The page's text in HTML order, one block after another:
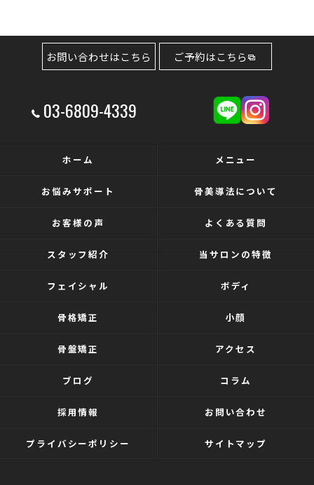
03-6809-4339
お問い合わせはこちら ご予約はこちら
ホーム メニュー
お悩みサポート 骨美導法について
お客様の声 よくある質問
スタッフ紹介 当サロンの特徴
フェイシャル ボディ
骨格矯正 小顔
骨盤矯正 アクセス
ブログ コラム
採用情報 お問い合わせ
プライバシーポリシー サイトマップ